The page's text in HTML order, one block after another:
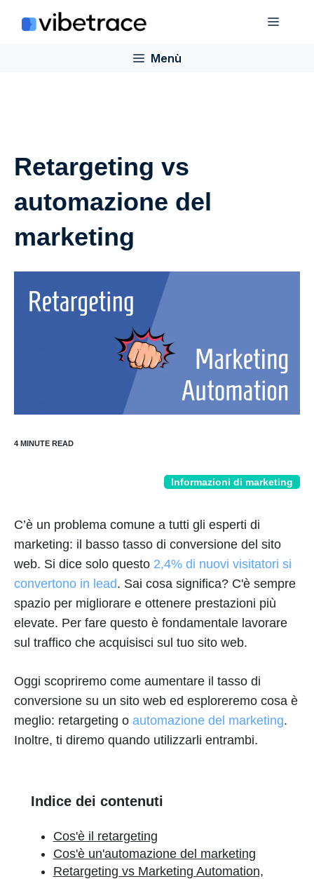
Menù
Menù
Retargeting vs
automazione del
marketing
Informazioni di marketing
C’è un problema comune a tutti gli esperti di
marketing: il basso tasso di conversione del sito
web. Si dice solo questo 2,4% di nuovi visitatori si
convertono in lead. Sai cosa significa? C'è sempre
spazio per migliorare e ottenere prestazioni più
elevate. Per fare questo è fondamentale lavorare
sul traffico che acquisisci sul tuo sito web.
Oggi scopriremo come aumentare il tasso di
conversione su un sito web ed esploreremo cosa è
meglio: retargeting o automazione del marketing.
Inoltre, ti diremo quando utilizzarli entrambi.
Indice dei contenuti
Cos'è il retargeting
Cos'è un'automazione del marketing
Retargeting vs Marketing Automation,